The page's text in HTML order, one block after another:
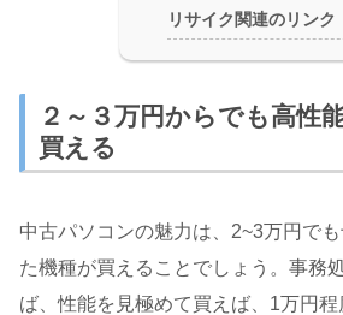
リサイク関連のリンク
２～３万円からでも高性
買える
中古パソコンの魅力は、2~3万円で
た機種が買えることでしょう。事務
ば、性能を見極めて買えば、1万円